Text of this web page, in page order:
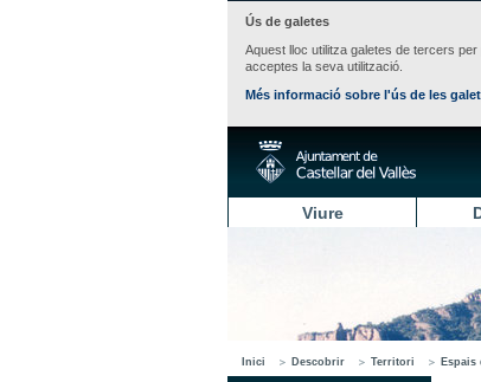
Ús de galetes
Aquest lloc utilitza galetes de tercers
acceptes la seva utilització.
Més informació sobre l'ús de les
Viure
Inici Descobrir Territori Espais